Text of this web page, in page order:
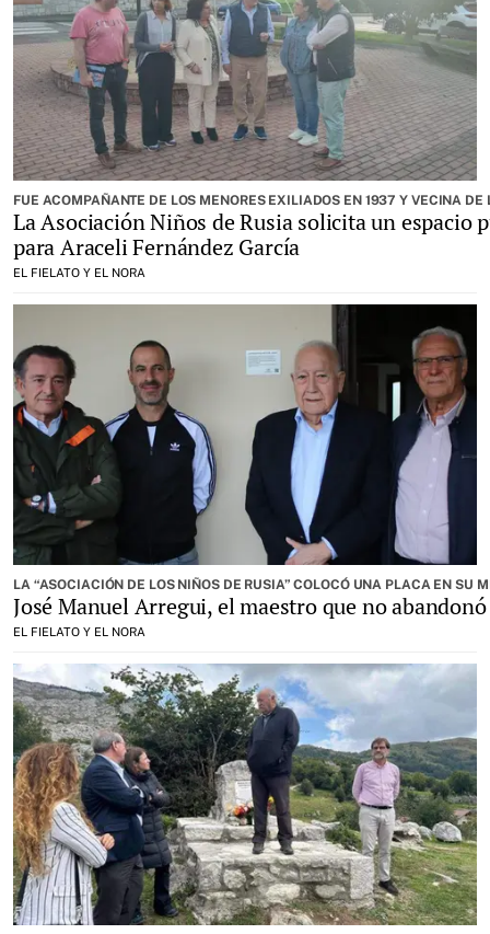
FUE ACOMPAÑANTE DE LOS MENORES EXILIADOS EN 1937 Y VECINA DE
La Asociación Niños de Rusia solicita un espacio
para Araceli Fernández García
EL FIELATO Y EL NORA
LA “ASOCIACIÓN DE LOS NIÑOS DE RUSIA” COLOCÓ UNA PLACA EN SU
José Manuel Arregui, el maestro que no
EL FIELATO Y EL NORA